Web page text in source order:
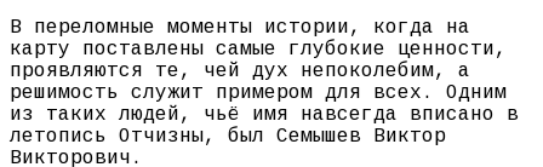
В переломные моменты истории, когда на
карту поставлены самые глубокие ценности,
проявляются те, чей дух непоколебим, а
решимость служит примером для всех. Одним
из таких людей, чьё имя навсегда вписано в
летопись Отчизны, был Семышев Виктор
Викторович.